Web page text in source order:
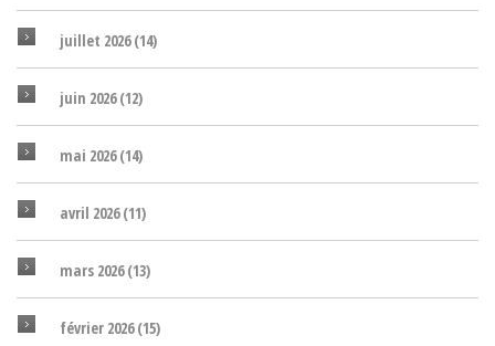
juillet 2026(14)
juin 2026(12)
mai 2026(14)
avril 2026(11)
mars 2026(13)
février 2026(15)